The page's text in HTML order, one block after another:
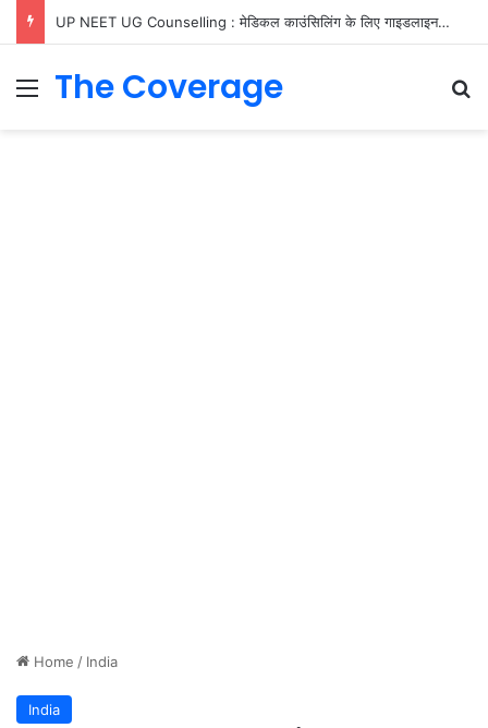
UP NEET UG Counselling : मेडिकल काउंसिलिंग के लिए गाइडलाइन जारी, जानें रजिस्ट्रेशन, फीस और ‘फ्री एग्जिट’ के नियम
Menu
The Coverage
Home / India
India